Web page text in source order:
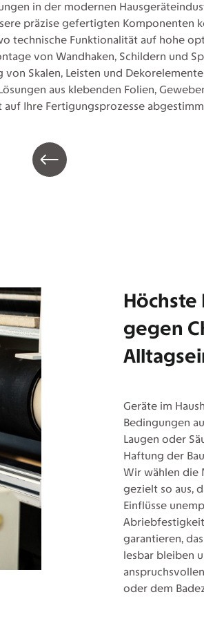
in der modernen
präzise gefertigten Komponenten
technische Funktionalität auf hohe
von Wandhaken, Schildern und
Skalen, Leisten und
aus klebenden Folien,
Ihre Fertigungsprozesse
gegen
Geräte im
Bedingungen
Laugen oder
Haftung der
Wir wählen die
gezielt so aus,
Einflüsse
garantieren,
lesbar bleiben
oder dem